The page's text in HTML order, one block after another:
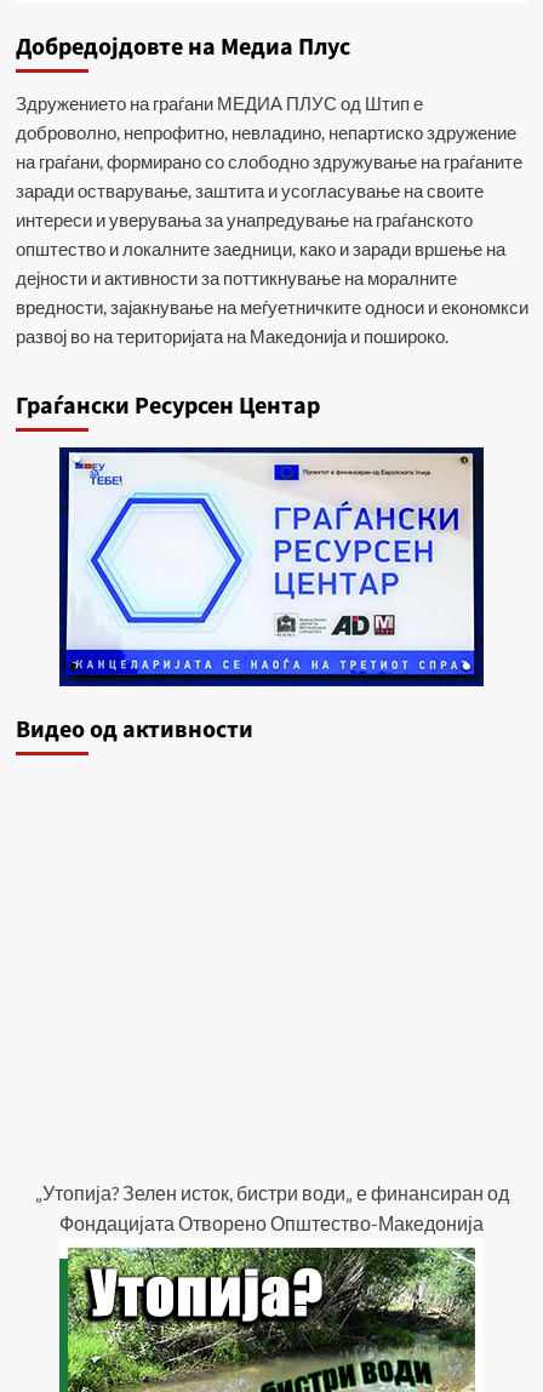
Добредојдовте на Медиа Плус
Здружението на граѓани МЕДИА ПЛУС од Штип е
доброволно, непрофитно, невладино, непартиско здружение
на граѓани, формирано со слободно здружување на граѓаните
заради остварување, заштита и усогласување на своите
интереси и уверувања за унапредување на граѓанското
општество и локалните заедници, како и заради вршење на
дејности и активности за поттикнување на моралните
вредности, зајакнување на меѓуетничките односи и економкси
развој во на територијата на Македонија и пошироко.
Граѓански Ресурсен Центар
Видеo од активности
„Утопија? Зелен исток, бистри води„ е финансиран од
Фондацијата Отворено Општество-Македонија